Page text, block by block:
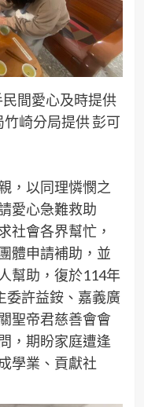
間愛心及時提供
崎分局提供 彭可
，以同理憐憫之
愛心急難救助
社會各界幫忙，
體申請補助，並
幫助，復於114年
委許益銨、嘉義廣
聖帝君慈善會會
，期盼家庭遭逢
學業、貢獻社